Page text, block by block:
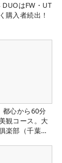
DUOはFW・UT
購入者続出！
都心から60分
観コース。大
楽部（千葉